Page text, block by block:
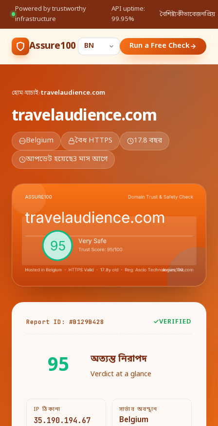
Powered by trustworthy
infrastructure
·
API uptime:
99.95%
বৈশিষ্ট্যকীভাবেজনপ্রিয়
Assure100 Run a Free Check
হোম›যাচাই›travelaudience.com
travelaudience.com
Belgium বৈধ HTTPS
17.8 বছর
আপডেট হয়েছে3 মাস আগে
Report ID: #B129B428 VERIFIED
95 অত্যন্ত নিরাপদ
Verdict at a glance
IP ঠিকানা
35.190.194.67
সার্ভার অবস্থান
Belgium